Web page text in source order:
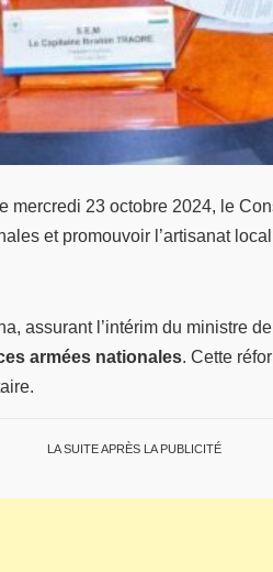
mercredi 23 octobre 2024, le
et promouvoir l’artisanat
assurant l’intérim du ministre
armées nationales. Cette
LA SUITE APRÈS LA PUBLICITÉ